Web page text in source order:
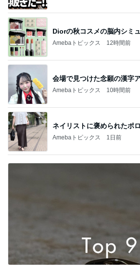
Diorの秋コスメの脳内シミ
Amebaトピックス 12時間前
会場で見つけた念願の漢字
Amebaトピックス 10時間前
ネイリストに褒められたポ
Amebaトピックス 1日前